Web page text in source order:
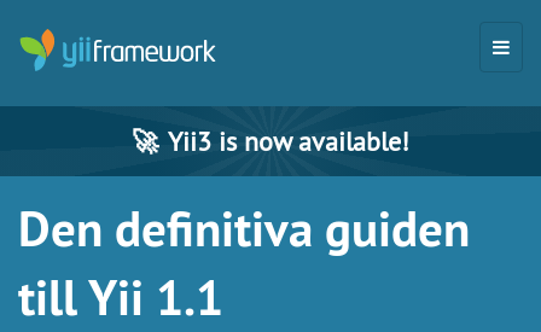
🚀 Yii3 is now available!
Den definitiva guiden
till Yii 1.1